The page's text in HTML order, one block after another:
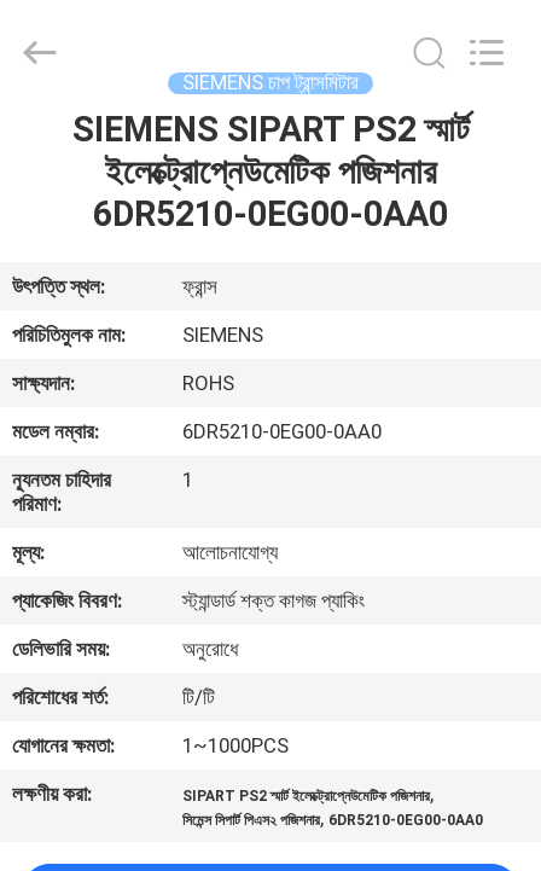
আমাদের
সম্পর্কে
কারখানা
ভ্রমণ
নিয়ন্ত্রণ
আমাদের
সাথে
যোগাযোগ
করুন
SIEMENS চাপ ট্রান্সমিটার
SIEMENS SIPART PS2 স্মার্ট
ইলেক্ট্রোপ্নেউমেটিক পজিশনার
6DR5210-0EG00-0AA0
উৎপত্তি স্থল:
ফ্রান্স
পরিচিতিমুলক নাম:
SIEMENS
সাক্ষ্যদান:
ROHS
মডেল নম্বার:
6DR5210-0EG00-0AA0
ন্যূনতম চাহিদার
পরিমাণ:
1
মূল্য:
আলোচনাযোগ্য
প্যাকেজিং বিবরণ:
স্ট্যান্ডার্ড শক্ত কাগজ প্যাকিং
ডেলিভারি সময়:
অনুরোধে
পরিশোধের শর্ত:
টি/টি
যোগানের ক্ষমতা:
1~1000PCS
লক্ষণীয় করা:
SIPART PS2 স্মার্ট ইলেক্ট্রোপ্নেউমেটিক পজিশনার,
সিমেন্স সিপার্ট পিএস২ পজিশনার, 6DR5210-0EG00-0AA0